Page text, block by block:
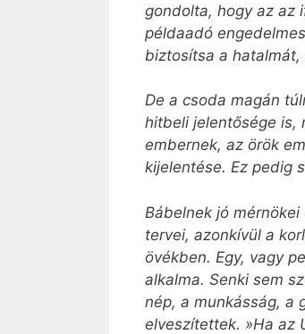
gondolta, hogy az az
példaadó
biztosítsa a hatalmát,
De a csoda magán
hitbeli jelentősége is,
embernek, az örök
kijelentése. Ez pedig
Bábelnek jó
tervei, azonkívül a
övékben. Egy, vagy
alkalma. Senki sem
nép, a munkásság, a
elveszítettek. »Ha az